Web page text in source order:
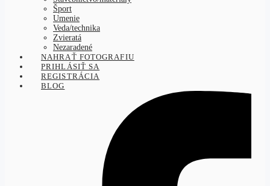
Šport
Umenie
Veda/technika
Zvieratá
Nezaradené
NAHRAŤ FOTOGRAFIU
PRIHLÁSIŤ SA
REGISTRÁCIA
BLOG